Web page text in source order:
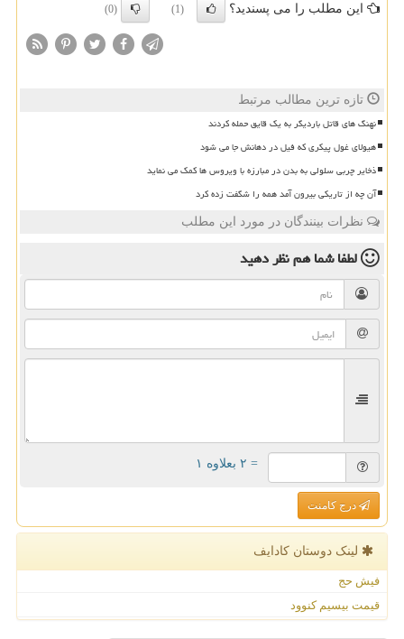
این مطلب را می پسندید؟ (1)
(0)
تازه ترین مطالب مرتبط
نهنگ های قاتل باردیگر به یک قایق حمله کردند
هیولای غول پیکری که فیل در دهانش جا می شود
ذخایر چربی سلولی به بدن در مبارزه با ویروس ها کمک می نماید
آن چه از تاریکی بیرون آمد همه را شگفت زده کرد
نظرات بینندگان در مورد این مطلب
لطفا شما همنظر دهید
= ۲ بعلاوه ۱
درج کامنت
لینک دوستان كادایف
فیش حج
قیمت بیسیم کنوود